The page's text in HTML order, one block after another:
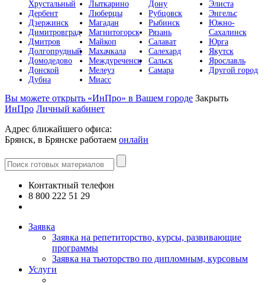
Хрустальный
Дербент
Дзержинск
Димитровград
Дмитров
Долгопрудный
Домодедово
Донской
Дубна
Лыткарино
Люберцы
Магадан
Магнитогорск
Майкоп
Махачкала
Междуреченск
Мелеуз
Миасс
Дону
Рубцовск
Рыбинск
Рязань
Салават
Салехард
Сальск
Самара
Элиста
Энгельс
Южно-
Сахалинск
Юрга
Якутск
Ярославль
Другой город
Вы можете открыть «ИнПро» в Вашем городе Закрыть
ИнПро Личный кабинет
Адрес ближайшего офиса:
Брянск, в Брянске работаем онлайн
Контактный телефон
8 800 222 51 29
Заявка
Заявка на репетиторство, курсы, развивающие
программы
Заявка на тьюторство по дипломным, курсовым
Услуги